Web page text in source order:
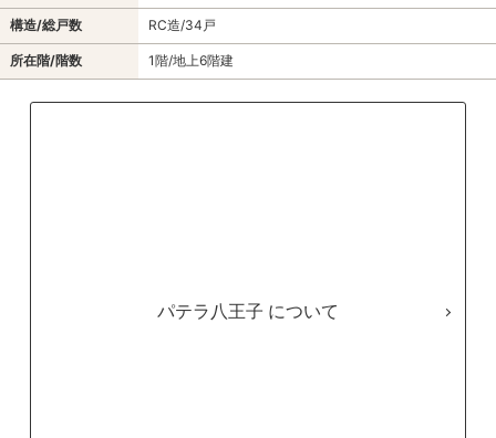
構造/総戸数 RC造/34戸
所在階/階数 1階/地上6階建
パテラ八王子